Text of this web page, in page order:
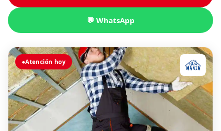
💬 WhatsApp
●Atención hoy